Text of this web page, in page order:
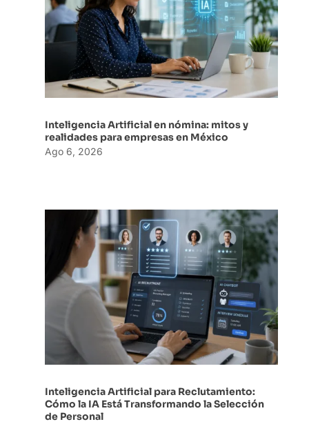
Inteligencia Artificial en nómina: mitos y
realidades para empresas en México
Ago 6, 2026
Inteligencia Artificial para Reclutamiento:
Cómo la IA Está Transformando la Selección
de Personal